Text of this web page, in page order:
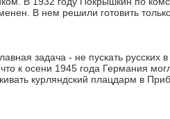
В нем решили готовить
задача - не пускать
к осени 1945 года Германия
курляндский плацдарм в